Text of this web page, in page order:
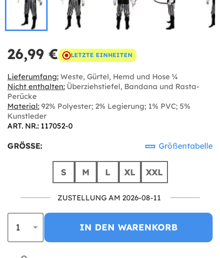
26,99 € LETZTE EINHEITEN
Lieferumfang: Weste, Gürtel, Hemd und Hose ¾
Nicht enthalten: Überziehstiefel, Bandana und Rasta-
Perücke
Material: 92% Polyester; 2% Legierung; 1% PVC; 5%
Kunstleder
ART. NR.: 117052-0
GRÖSSE: Größentabelle
S M L XL XXL
ZUSTELLUNG AM 2026-08-11
IN DEN WARENKORB